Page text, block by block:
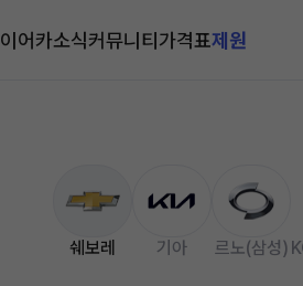
이어카소식커뮤니티가격표제원
쉐보레 기아 르노(삼성)